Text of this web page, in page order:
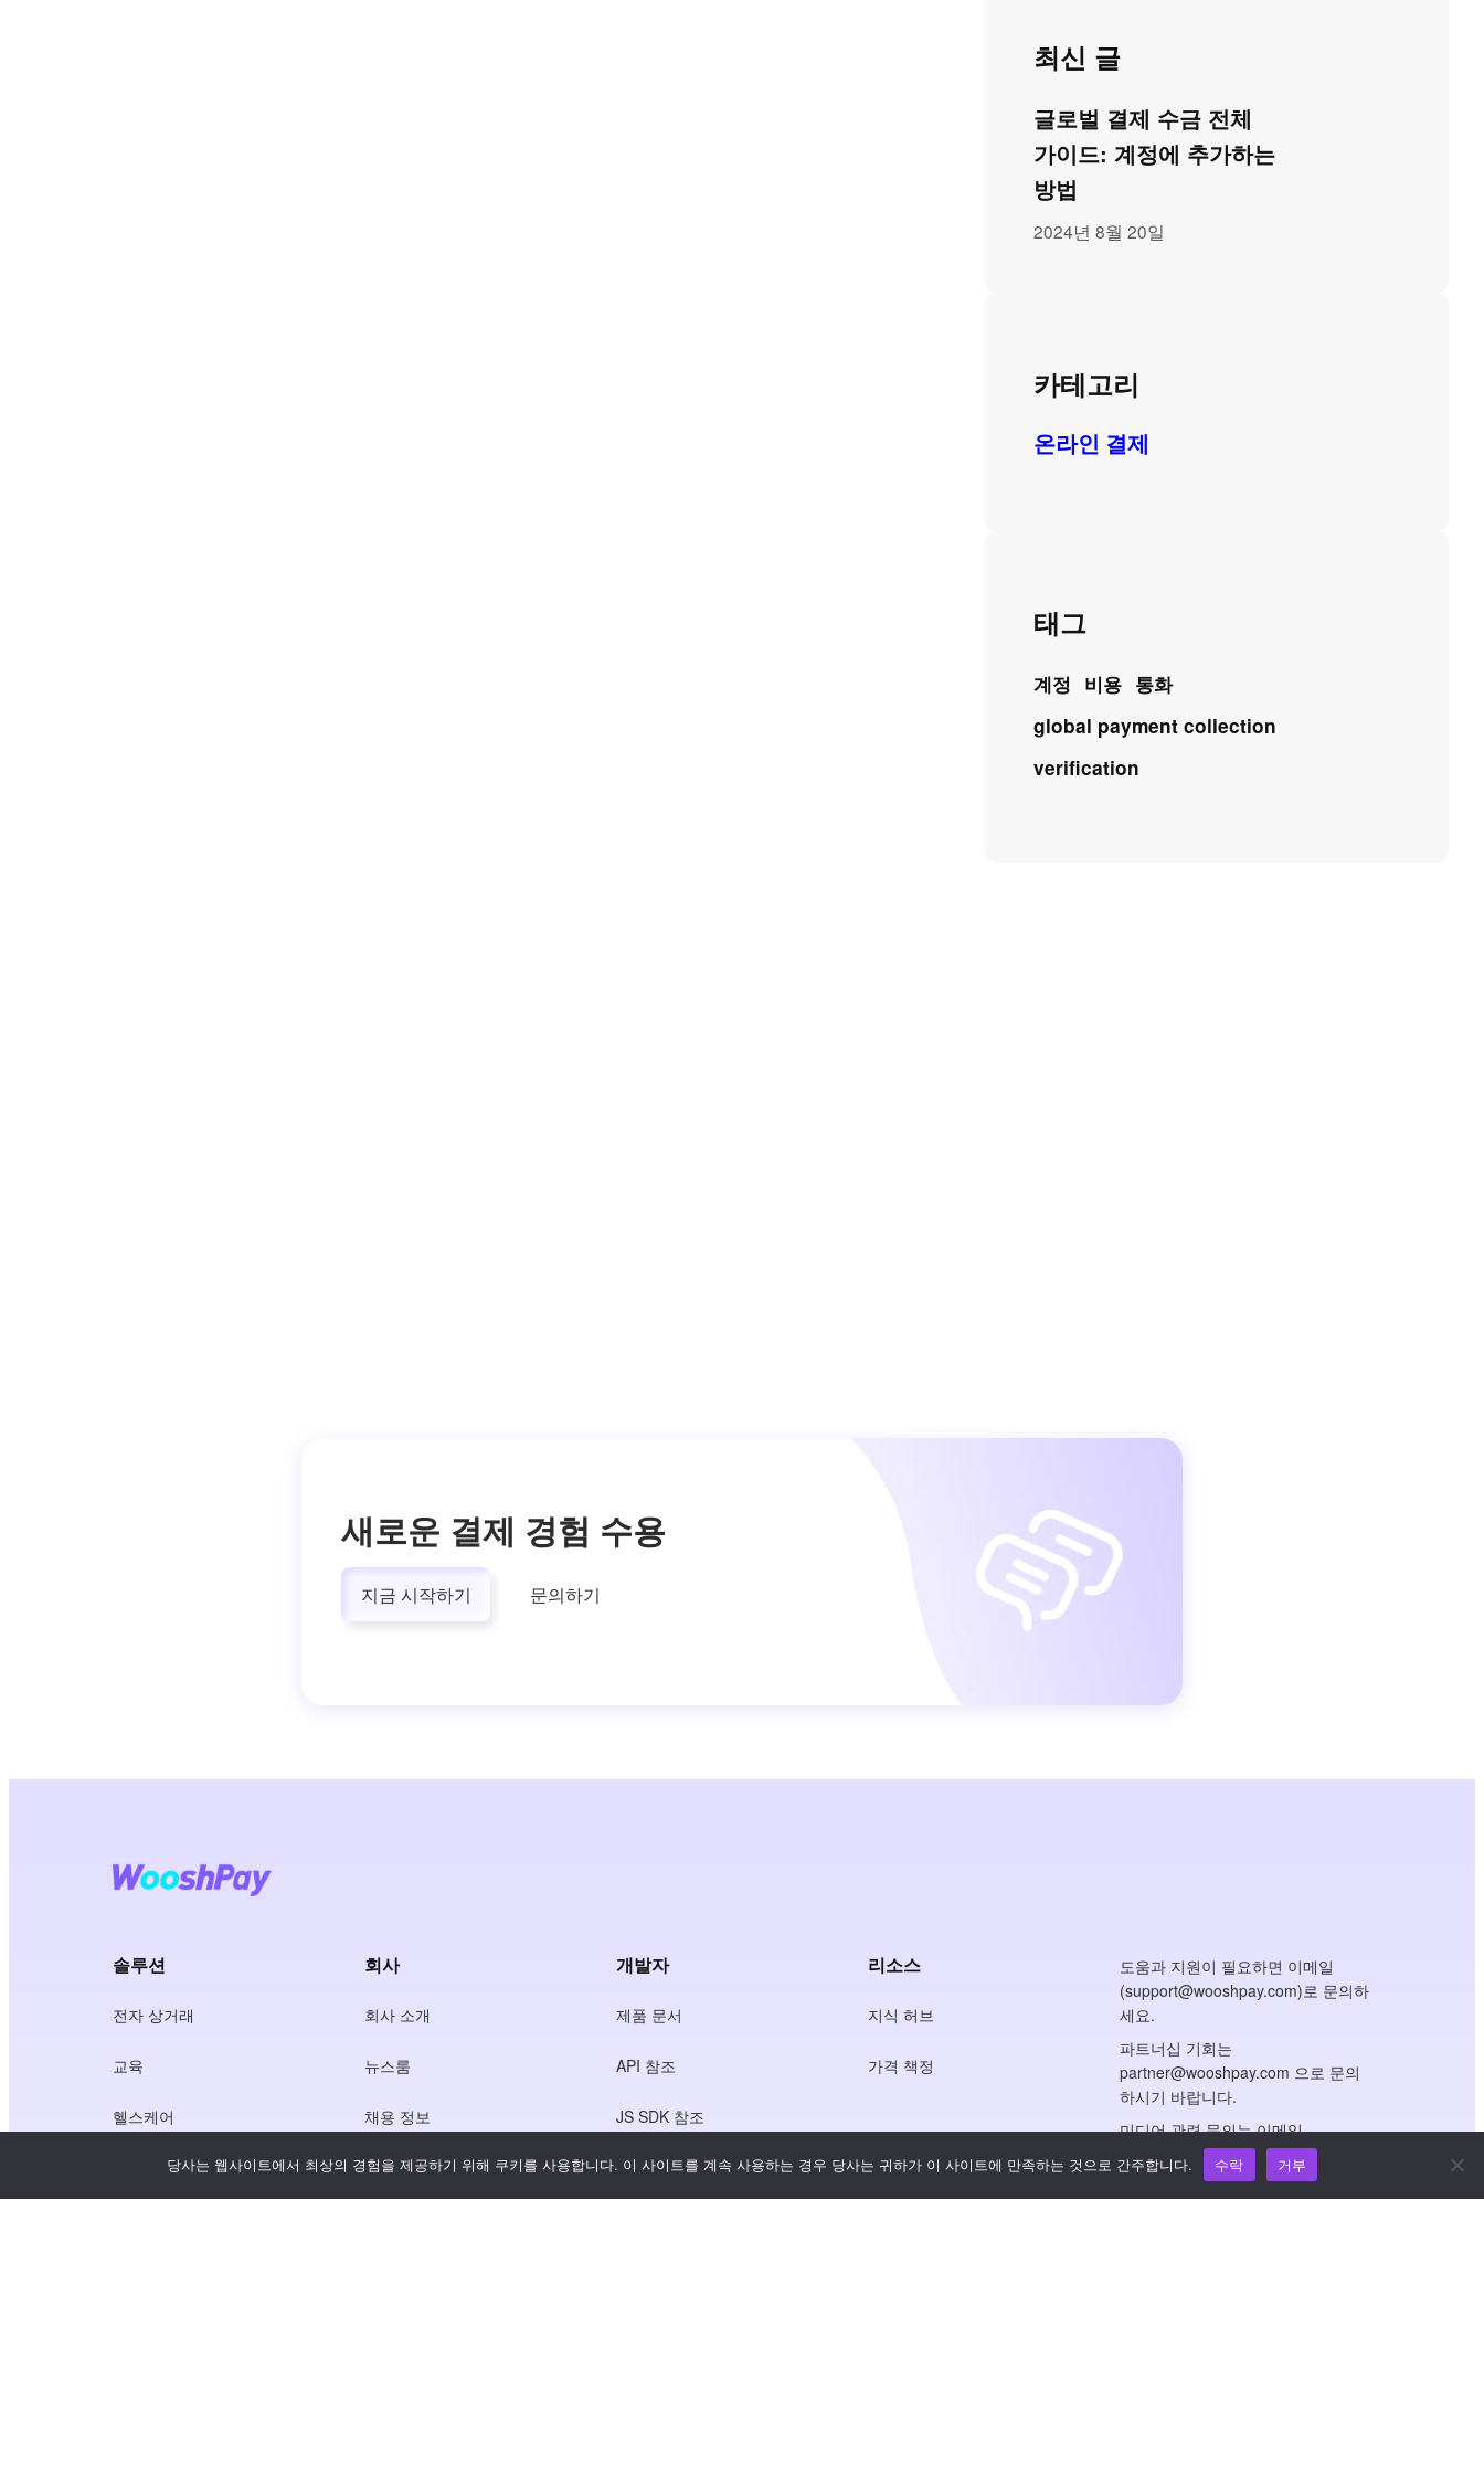
최신 글
글로벌 결제 수금 전체
가이드: 계정에 추가하는
방법
2024년 8월 20일
카테고리
온라인 결제
태그
계정 비용 통화
global payment collection
verification
새로운 결제 경험 수용
지금 시작하기 문의하기
솔루션
전자 상거래
교육
헬스케어
크리에이터 경제
회사
회사 소개
뉴스룸
채용 정보
서비스 약관
개발자
제품 문서
API 참조
JS SDK 참조
리소스
지식 허브
가격 책정
도움과 지원이 필요하면 이메일
(support@wooshpay.com)로 문의하
세요.
파트너십 기회는
partner@wooshpay.com 으로 문의
하시기 바랍니다.
미디어 관련 문의는 이메일
(media@wooshpay.com)로 보내주
세요.
당사는 웹사이트에서 최상의 경험을 제공하기 위해 쿠키를 사용합니다. 이 사이트를 계속 사용하는 경우 당사는 귀하가 이 사이트에 만족하는 것으로 간주합니다. 수락 거부